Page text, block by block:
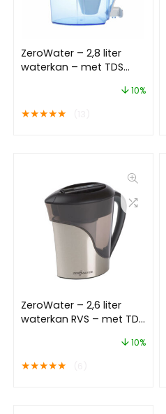
ZeroWater – 2,8 liter
waterkan – met TDS
10%
★★★★★
ZeroWater – 2,6 liter
waterkan RVS – met TDS
10%
★★★★★